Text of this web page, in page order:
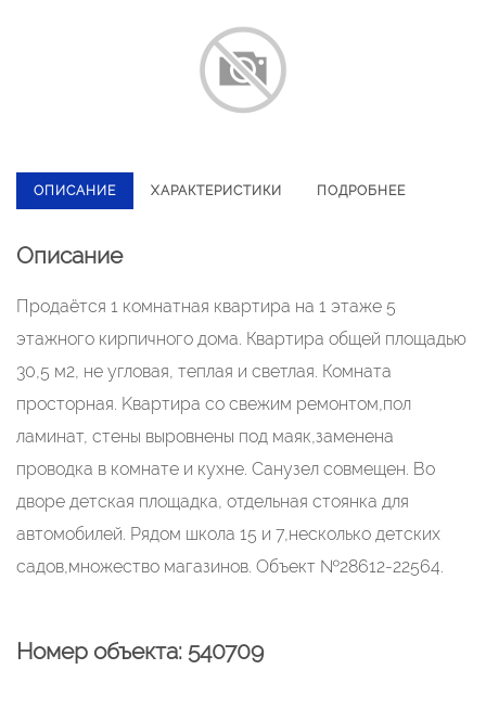
ОПИСАНИЕ ХАРАКТЕРИСТИКИ ПОДРОБНЕЕ
Описание
Продаётся 1 комнатная квартира на 1 этаже 5
этажного кирпичного дома. Квартира общей площадью
30,5 м2, не угловая, теплая и светлая. Комната
просторная. Kвaртира со свежим ремонтом,пол
ламинат, стены выровнены под маяк,заменена
проводка в комнате и кухне. Санузел совмещен. Во
дворе детская площадка, отдельная стоянка для
автомобилей. Рядом школа 15 и 7,несколько детских
садов,множество магазинов. Объект №28612-22564.
Номер объекта: 540709